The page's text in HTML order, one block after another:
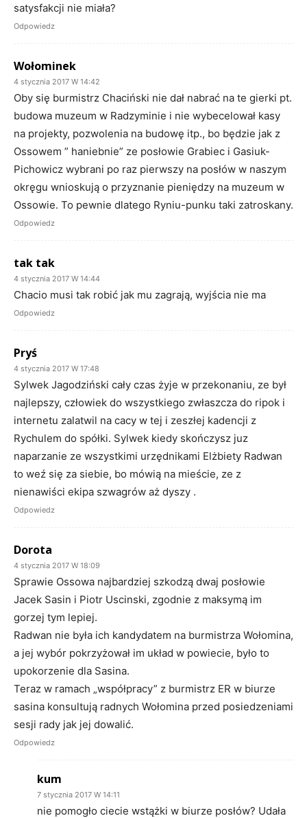
satysfakcji nie miała?
Odpowiedz
Wołominek
4 stycznia 2017 W 14:42
Oby się burmistrz Chaciński nie dał nabrać na te gierki pt.
budowa muzeum w Radzyminie i nie wybecelował kasy
na projekty, pozwolenia na budowę itp., bo będzie jak z
Ossowem ” haniebnie” ze posłowie Grabiec i Gasiuk-
Pichowicz wybrani po raz pierwszy na posłów w naszym
okręgu wnioskują o przyznanie pieniędzy na muzeum w
Ossowie. To pewnie dlatego Ryniu-punku taki zatroskany.
Odpowiedz
tak tak
4 stycznia 2017 W 14:44
Chacio musi tak robić jak mu zagrają, wyjścia nie ma
Odpowiedz
Pryś
4 stycznia 2017 W 17:48
Sylwek Jagodziński cały czas żyje w przekonaniu, ze był
najlepszy, człowiek do wszystkiego zwłaszcza do ripok i
internetu zalatwil na cacy w tej i zeszłej kadencji z
Rychulem do spółki. Sylwek kiedy skończysz juz
naparzanie ze wszystkimi urzędnikami Elżbiety Radwan
to weź się za siebie, bo mówią na mieście, ze z
nienawiści ekipa szwagrów aż dyszy .
Odpowiedz
Dorota
4 stycznia 2017 W 18:09
Sprawie Ossowa najbardziej szkodzą dwaj posłowie
Jacek Sasin i Piotr Uscinski, zgodnie z maksymą im
gorzej tym lepiej.
Radwan nie była ich kandydatem na burmistrza Wołomina,
a jej wybór pokrzyżował im układ w powiecie, było to
upokorzenie dla Sasina.
Teraz w ramach „współpracy” z burmistrz ER w biurze
sasina konsultują radnych Wołomina przed posiedzeniami
sesji rady jak jej dowalić.
Odpowiedz
kum
7 stycznia 2017 W 14:11
nie pomogło ciecie wstążki w biurze posłów? Udała